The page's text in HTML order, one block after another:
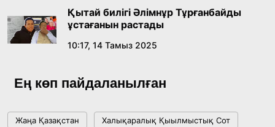
17:09, 20 Шілде 2026
күйіне назар аударды
Қытай билігі Әлімнұр Тұрғанбайды
ұстағанын растады
10:17, 14 Тамыз 2025
Ең көп пайдаланылған
Жаңа Қазақстан Халықаралық Қыылмыстық Сот